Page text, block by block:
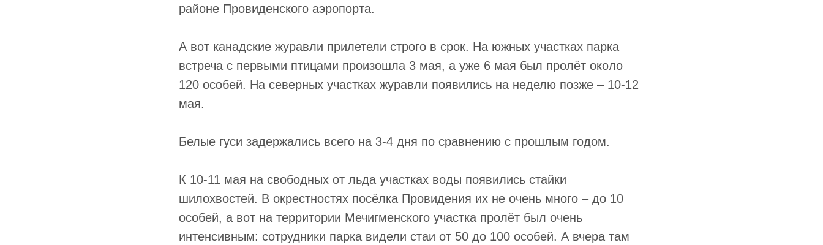
районе Провиденского аэропорта.
А вот канадские журавли прилетели строго в срок. На южных участках парка
встреча с первыми птицами произошла 3 мая, а уже 6 мая был пролёт около
120 особей. На северных участках журавли появились на неделю позже – 10-12
мая.
Белые гуси задержались всего на 3-4 дня по сравнению с прошлым годом.
К 10-11 мая на свободных от льда участках воды появились стайки
шилохвостей. В окрестностях посёлка Провидения их не очень много – до 10
особей, а вот на территории Мечигменского участка пролёт был очень
интенсивным: сотрудники парка видели стаи от 50 до 100 особей. А вчера там